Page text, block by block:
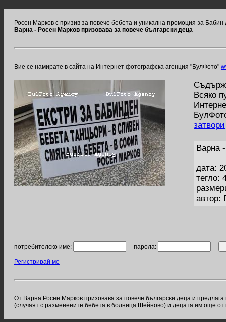
Росен Марков с призив за повече бебета и уникална промоция за
Варна - Росен Марков призовава за повече български деца
Вие се намирате в сайта на Интернет фотографска агенция "БулФото"
Всяко
затвори
Варна
дата:
тегло:
автор:
потребителско име: парола:
Регистрирай ме
От Варна Росен Марков призовава за повече български деца и
(случаят с разменените бебета в болница Шейново) и децата им още от